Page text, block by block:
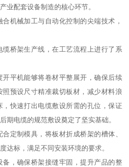
业配套设备制造的核心环节。
机械加工与自动化控制的尖端技术，
桥架生产线，在工艺流程上进行了系
开平机能够将卷材平整展开，确保后续
预设尺寸精准裁切板材，减少材料浪
快速打出电缆敷设所需的孔位，保证
期电缆的规范敷设奠定了坚实基础。
定制模具，将板材折成桥架的槽体、
达标，满足不同安装环境的要求。
，确保桥架接缝牢固，提升产品的整